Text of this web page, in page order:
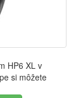
HP6 XL v
si môžete